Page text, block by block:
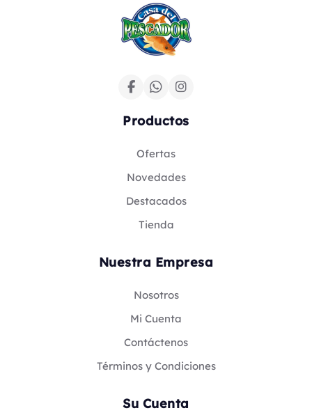
Productos
Ofertas
Novedades
Destacados
Tienda
Nuestra Empresa
Nosotros
Mi Cuenta
Contáctenos
Términos y Condiciones
Su Cuenta